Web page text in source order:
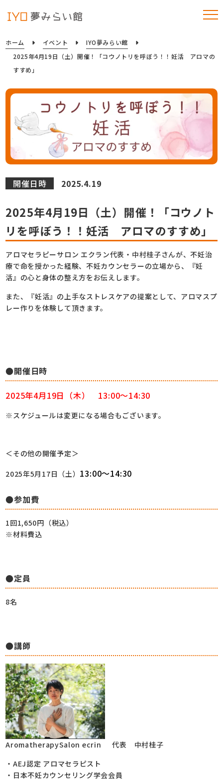
ホーム イベント
IYO夢みらい館
2025年4月19日（土）開催！「コウノトリを呼ぼう！！妊活 アロマの
すすめ」
開催日時 2025.4.19
2025年4月19日（土）開催！「コウノト
リを呼ぼう！！妊活 アロマのすすめ」
アロマセラピーサロン エクラン代表・中村桂子さんが、不妊治
療で命を授かった経験、不妊カウンセラーの立場から、『妊
活』の心と身体の整え方をお伝えします。
また、『妊活』の上手なストレスケアの提案として、アロマスプ
レー作りを体験して頂きます。
●開催日時
2025年4月19日（木） 13:00～14:30
※スケジュールは変更になる場合もございます。
＜その他の開催予定＞
2025年5月17日（土） 13:00～14:30
●参加費
1回1,650円（税込）
※材料費込
●定員
8名
●講師
AromatherapySalon ecrin 代表 中村桂子
・AEJ認定 アロマセラピスト
・日本不妊カウンセリング学会会員